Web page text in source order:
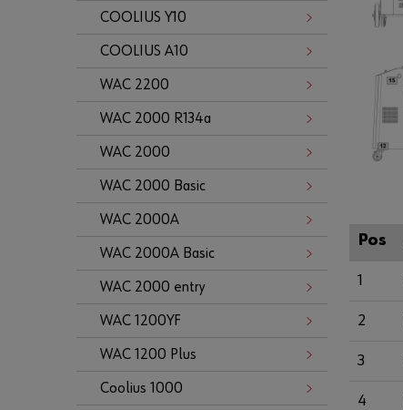
COOLIUS Y10
COOLIUS A10
WAC 2200
WAC 2000 R134a
WAC 2000
WAC 2000 Basic
WAC 2000A
WAC 2000A Basic
WAC 2000 entry
WAC 1200YF
WAC 1200 Plus
Coolius 1000
Pos
1
2
3
4